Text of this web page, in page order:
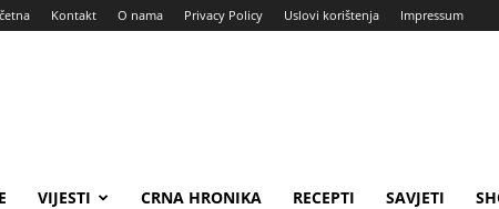
Kontakt O nama Privacy Policy Uslovi korištenja Impressum
VIJESTI CRNA HRONIKA RECEPTI SAVJETI